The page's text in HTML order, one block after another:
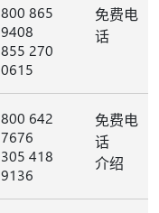
800 865
9408
855 270
0615
免费电
话
800 642
7676
305 418
9136
免费电
话
介绍